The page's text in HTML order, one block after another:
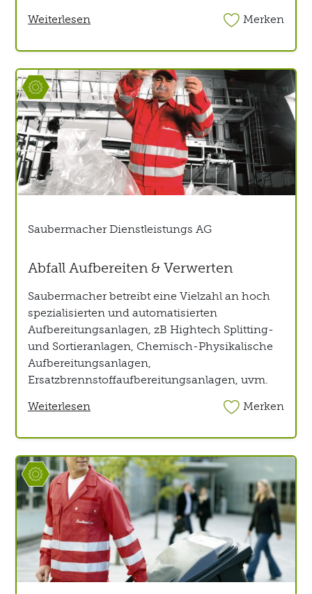
Weiterlesen Merken
Saubermacher Dienstleistungs AG
Abfall Aufbereiten & Verwerten
Saubermacher betreibt eine Vielzahl an hoch
spezialisierten und automatisierten
Aufbereitungsanlagen, zB Hightech Splitting-
und Sortieranlagen, Chemisch-Physikalische
Aufbereitungsanlagen,
Ersatzbrennstoffaufbereitungsanlagen, uvm.
Weiterlesen
Merken